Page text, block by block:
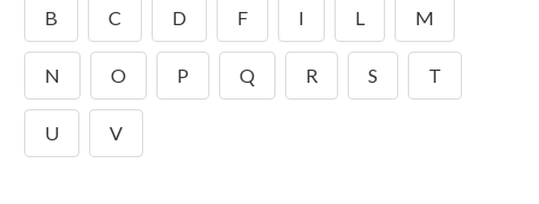
B C D F I L M
N O P Q R S T
U V